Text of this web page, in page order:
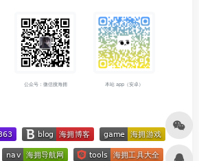
公众号：微信搜海拥 本站 app（安卓）